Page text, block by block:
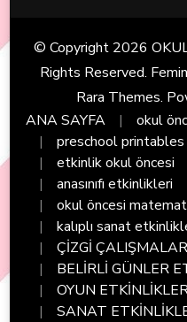
© Copyright 2026
Rights Reserved.
Rara Themes.
ANA SAYFA
okul
preschool printables
etkinlik okul öncesi
anasınıfı etkinlikleri
okul öncesi
kalıplı sanat
ÇİZGİ
BELİRLİ GÜNLER
OYUN
SANAT